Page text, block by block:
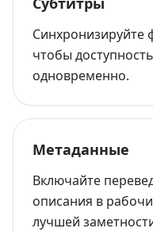
Синхронизируйте
чтобы
одновременно.
Метаданные
Включайте
описания в
лучшей